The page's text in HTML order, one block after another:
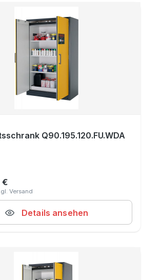
Q90.195.120.FU.WDA
€
Details ansehen